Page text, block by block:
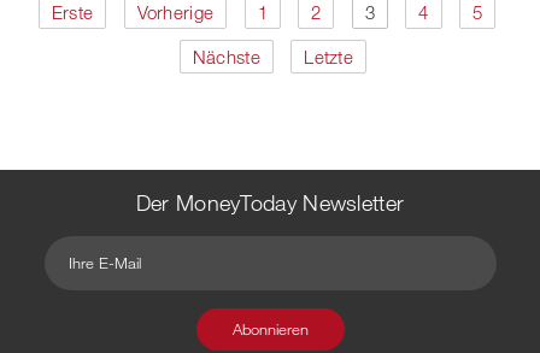
Erste Vorherige 1 2 3 4 5
Nächste Letzte
Der MoneyToday Newsletter